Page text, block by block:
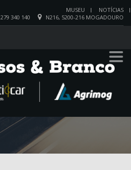
MUSEU
NOTÍCIAS
N216, 5200-216 MOGADOURO
279 340 140